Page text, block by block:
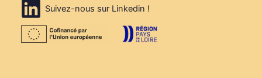
Suivez-nous sur Linkedin !